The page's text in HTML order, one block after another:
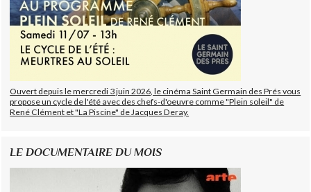
Ouvert depuis le mercredi 3 juin 2026, le cinéma Saint Germain des Prés vous
propose un cycle de l'été avec des chefs-d'oeuvre comme "Plein soleil" de
René Clément et "La Piscine" de Jacques Deray.
LE DOCUMENTAIRE DU MOIS